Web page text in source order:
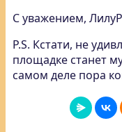
С уважением,
P.S. Кстати, не
площадке станет
самом деле пора